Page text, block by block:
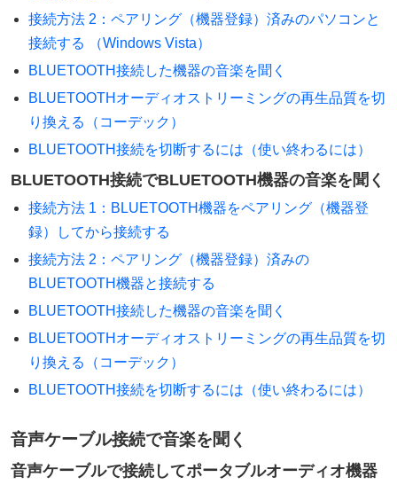
接続方法 2：ペアリング（機器登録）済みのパソコンと
接続する （Windows Vista）
BLUETOOTH接続した機器の音楽を聞く
BLUETOOTHオーディオストリーミングの再生品質を切
り換える（コーデック）
BLUETOOTH接続を切断するには（使い終わるには）
BLUETOOTH接続でBLUETOOTH機器の音楽を聞く
接続方法 1：BLUETOOTH機器をペアリング（機器登
録）してから接続する
接続方法 2：ペアリング（機器登録）済みの
BLUETOOTH機器と接続する
BLUETOOTH接続した機器の音楽を聞く
BLUETOOTHオーディオストリーミングの再生品質を切
り換える（コーデック）
BLUETOOTH接続を切断するには（使い終わるには）
音声ケーブル接続で音楽を聞く
音声ケーブルで接続してポータブルオーディオ機器